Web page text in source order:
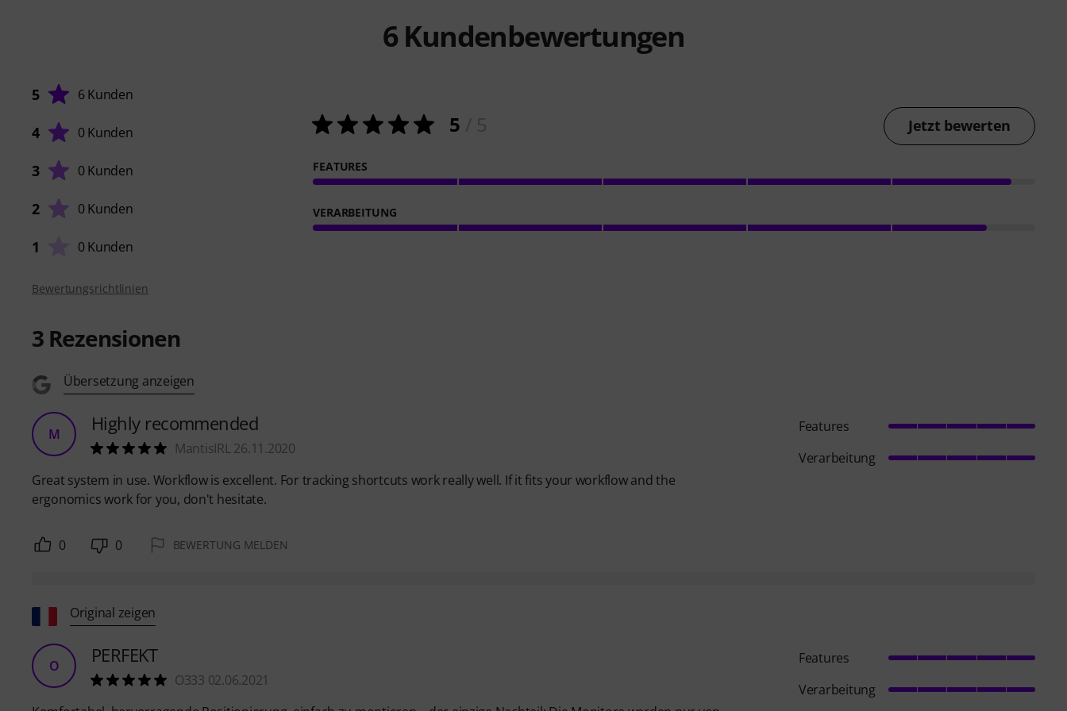
6Kundenbewertungen
5 6 Kunden
4 0 Kunden
3 0 Kunden
2 0 Kunden
1 0 Kunden
5 Jetzt bewerten
FEATURES
VERARBEITUNG
Bewertungsrichtlinien
3 Rezensionen
Übersetzung anzeigen
M Highly recommended
MantisIRL 26.11.2020
Great system in use. Workflow is excellent. For tracking shortcuts work really well. If it fits your workflow and the
ergonomics work for you, don't hesitate.
Features
Verarbeitung
0 0 BEWERTUNG MELDEN
Original zeigen
O PERFEKT
O333 02.06.2021
Features
Verarbeitung